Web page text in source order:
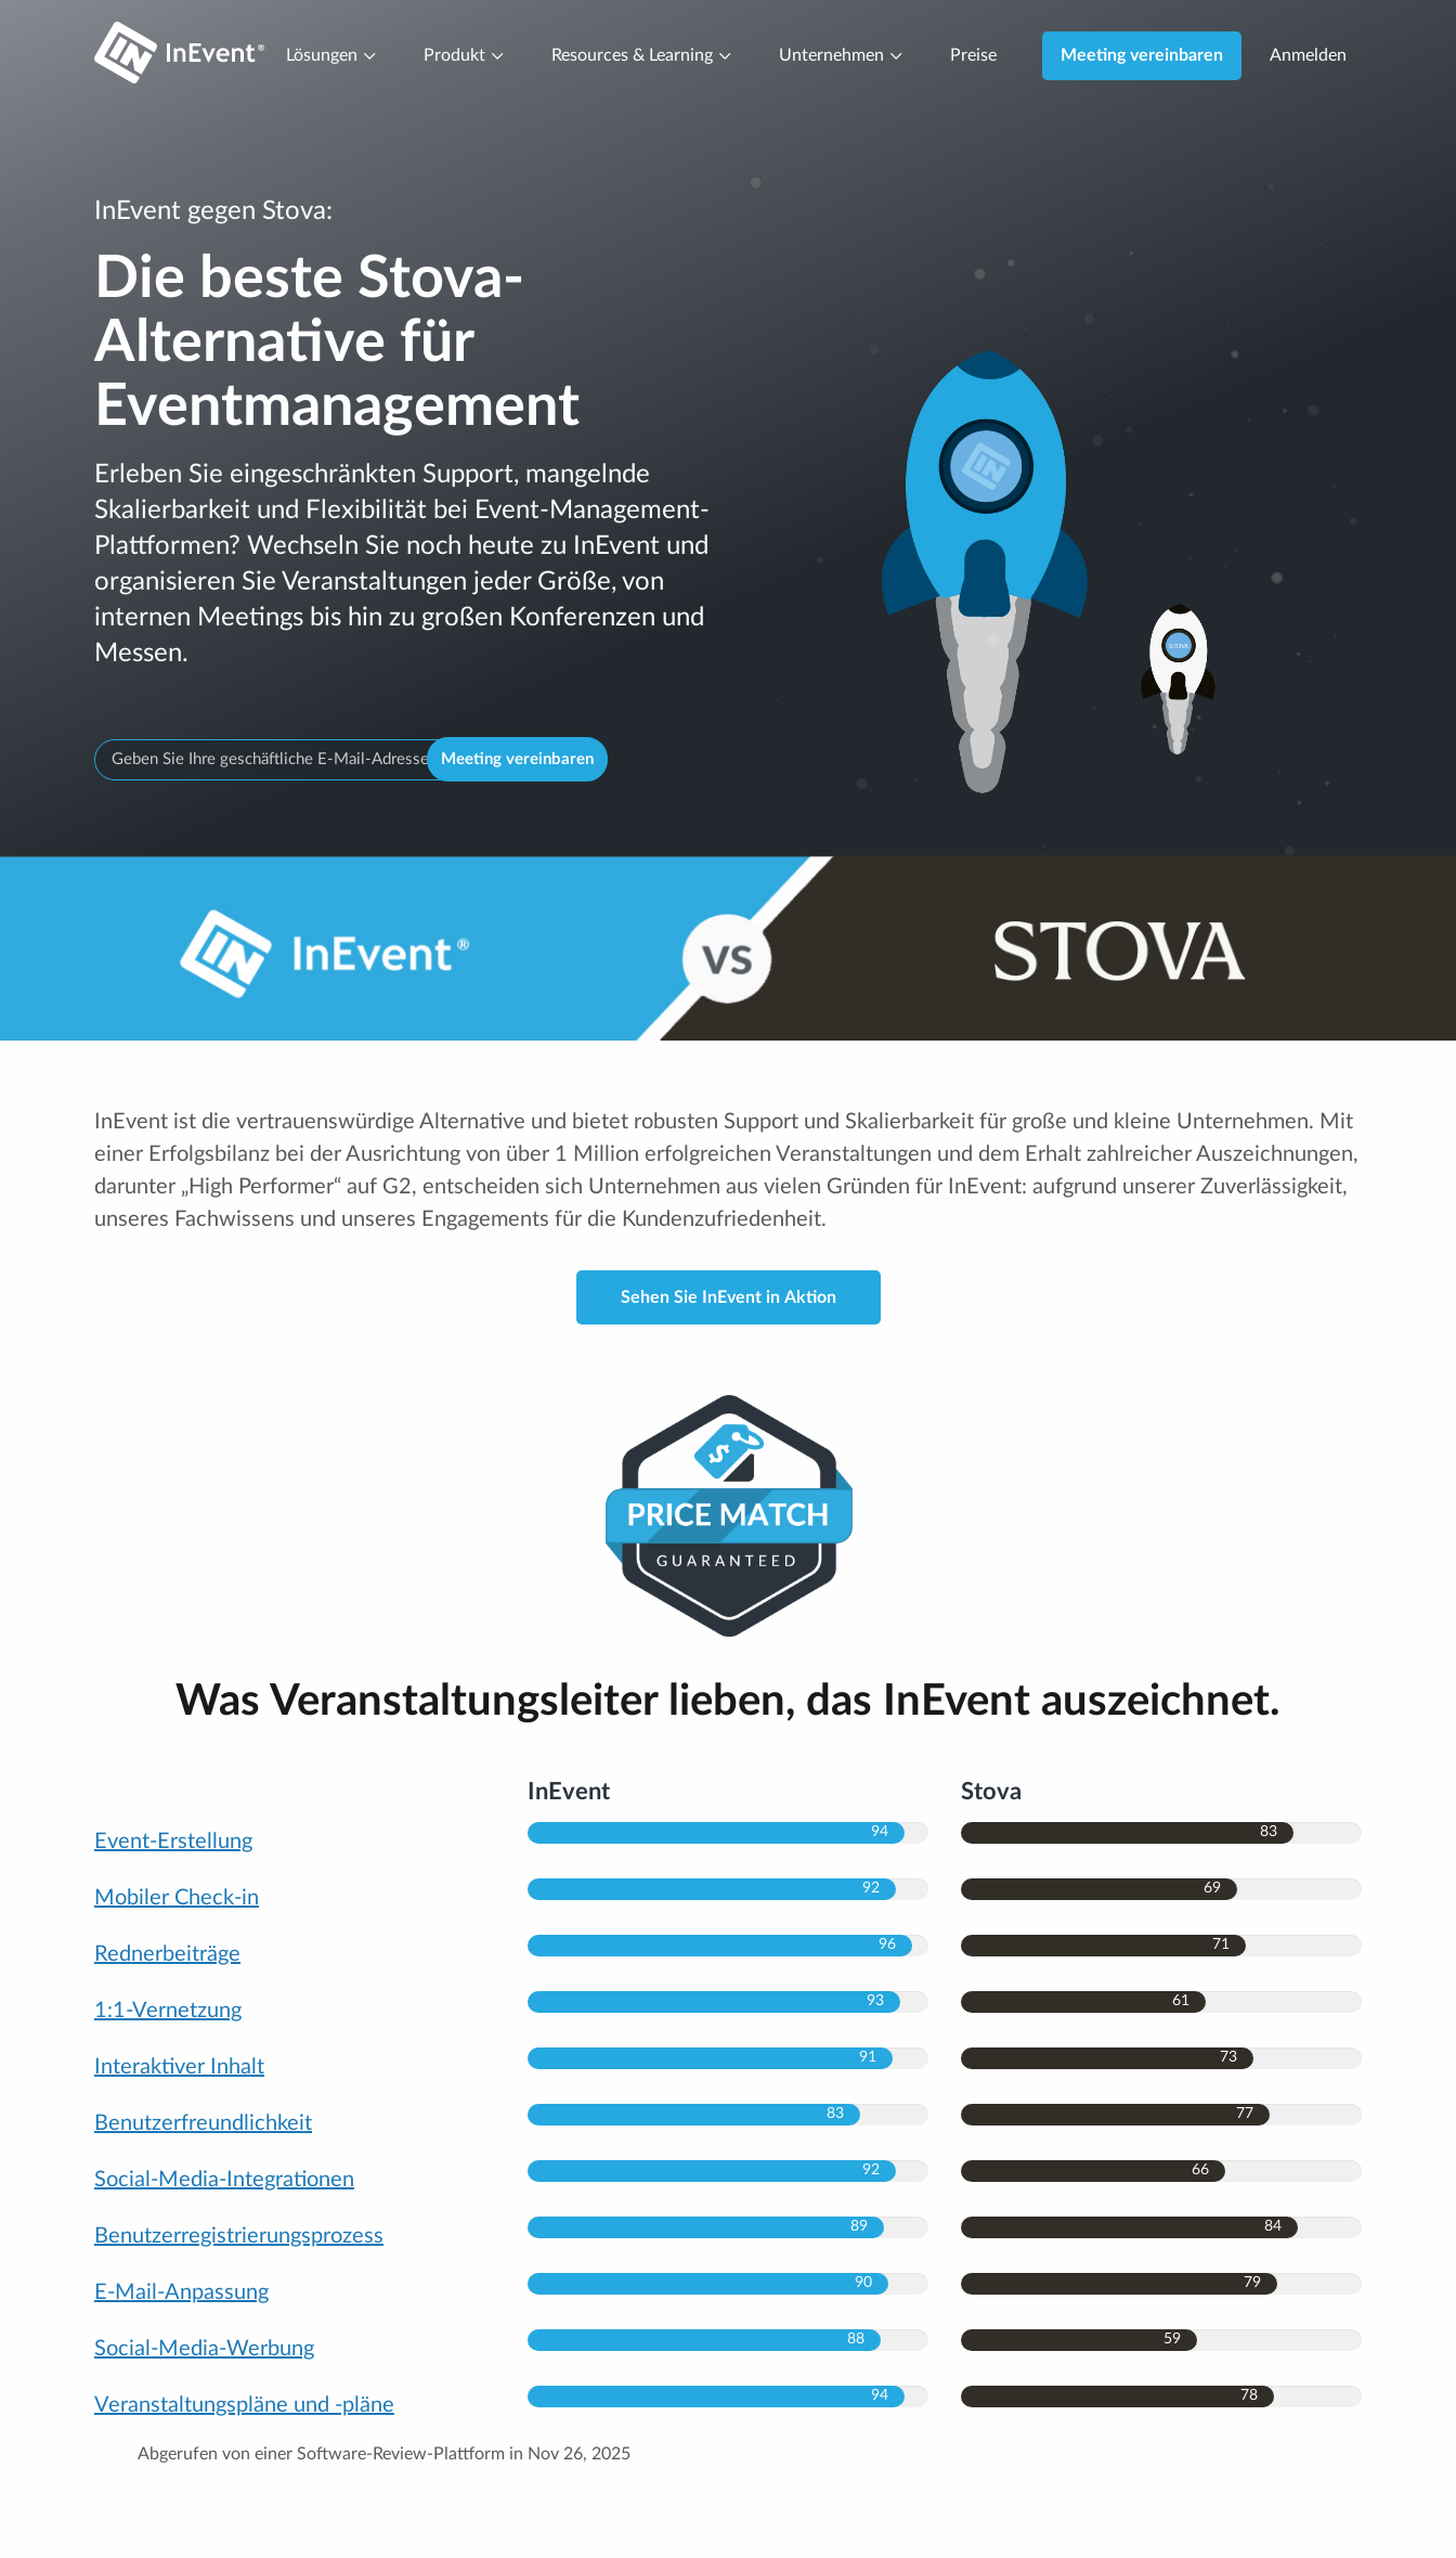
Lösungen Produkt Resources & Learning Unternehmen Preise Meeting vereinbaren Anmelden
InEvent gegen Stova:
Die beste Stova-
Alternative für
Eventmanagement
Erleben Sie eingeschränkten Support, mangelnde
Skalierbarkeit und Flexibilität bei Event-Management-
Plattformen? Wechseln Sie noch heute zu InEvent und
organisieren Sie Veranstaltungen jeder Größe, von
internen Meetings bis hin zu großen Konferenzen und
Messen.
Meeting vereinbaren
InEvent ist die vertrauenswürdige Alternative und bietet robusten Support und Skalierbarkeit für große und kleine Unternehmen. Mit
einer Erfolgsbilanz bei der Ausrichtung von über 1 Million erfolgreichen Veranstaltungen und dem Erhalt zahlreicher Auszeichnungen,
darunter „High Performer“ auf G2, entscheiden sich Unternehmen aus vielen Gründen für InEvent: aufgrund unserer Zuverlässigkeit,
unseres Fachwissens und unseres Engagements für die Kundenzufriedenheit.
Sehen Sie InEvent in Aktion
Was Veranstaltungsleiter lieben, das InEvent auszeichnet.
InEvent Stova
Event-Erstellung 94 83
Mobiler Check-in 92 69
Rednerbeiträge 96 71
1:1-Vernetzung 93 61
Interaktiver Inhalt 91 73
Benutzerfreundlichkeit 83 77
Social-Media-Integrationen 92 66
Benutzerregistrierungsprozess 89 84
E-Mail-Anpassung 90 79
Social-Media-Werbung 88 59
Veranstaltungspläne und -pläne 94 78
Abgerufen von einer Software-Review-Plattform in Nov 26, 2025